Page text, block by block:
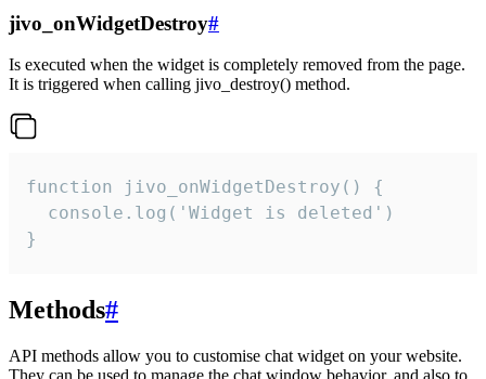
jivo_onWidgetDestroy#
Is executed when the widget is completely removed from the page.
It is triggered when calling jivo_destroy() method.
function jivo_onWidgetDestroy() {
  console.log('Widget is deleted')
}
Methods#
API methods allow you to customise chat widget on your website.